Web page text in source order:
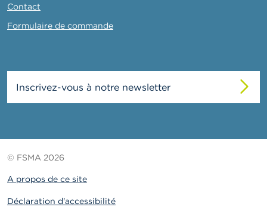
Contact
Formulaire de commande
Inscrivez-vous à notre newsletter
© FSMA 2026
A propos de ce site
Déclaration d'accessibilité